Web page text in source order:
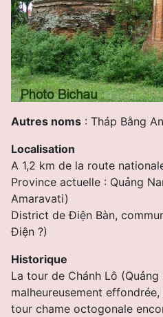
Autres noms : Tháp Bằng
Localisation
A 1,2 km de la route
Province actuelle : Quảng
Amaravati)
District de Ðiện Bàn,
Ðiện ?)
Historique
La tour de Chánh Lô
malheureusement
tour chame octogonale